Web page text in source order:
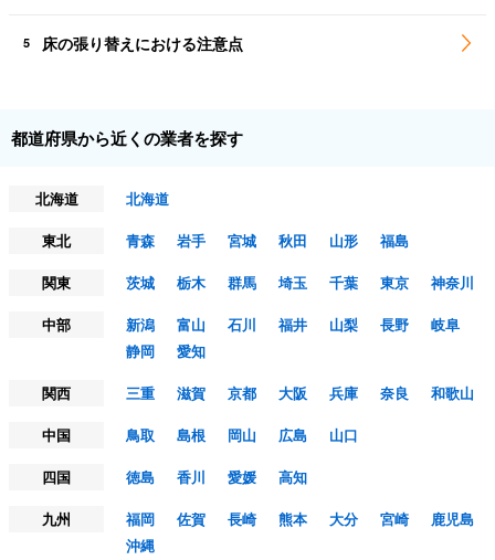
5 床の張り替えにおける注意点
都道府県から近くの業者を探す
北海道
北海道
東北
青森 岩手 宮城 秋田 山形
福島
関東
茨城 栃木 群馬 埼玉 千葉 東京
神奈川
中部
新潟 富山 石川 福井 山梨 長野
岐阜
静岡
愛知
関西
三重 滋賀 京都 大阪 兵庫 奈良
和歌山
中国
鳥取 島根 岡山 広島
山口
四国
徳島 香川 愛媛
高知
九州
福岡 佐賀 長崎 熊本 大分 宮崎
鹿児島
沖縄